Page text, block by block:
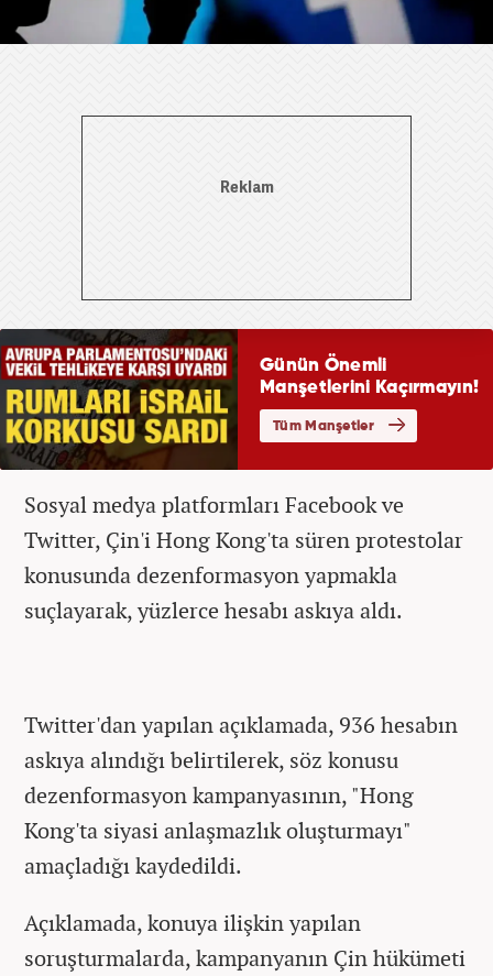
Sosyal medya platformları Facebook ve
Twitter, Çin'i Hong Kong'ta süren protestolar
konusunda dezenformasyon yapmakla
suçlayarak, yüzlerce hesabı askıya aldı.
Twitter'dan yapılan açıklamada, 936 hesabın
askıya alındığı belirtilerek, söz konusu
dezenformasyon kampanyasının, "Hong
Kong'ta siyasi anlaşmazlık oluşturmayı"
amaçladığı kaydedildi.
Açıklamada, konuya ilişkin yapılan
soruşturmalarda, kampanyanın Çin hükümeti